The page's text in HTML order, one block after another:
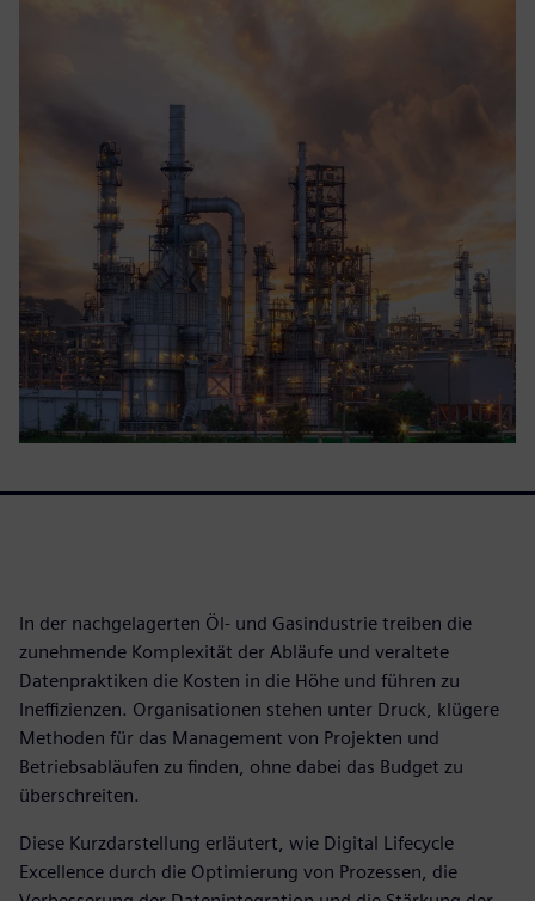
In der nachgelagerten Öl- und Gasindustrie treiben die
zunehmende Komplexität der Abläufe und veraltete
Datenpraktiken die Kosten in die Höhe und führen zu
Ineffizienzen. Organisationen stehen unter Druck, klügere
Methoden für das Management von Projekten und
Betriebsabläufen zu finden, ohne dabei das Budget zu
überschreiten.
Diese Kurzdarstellung erläutert, wie Digital Lifecycle
Excellence durch die Optimierung von Prozessen, die